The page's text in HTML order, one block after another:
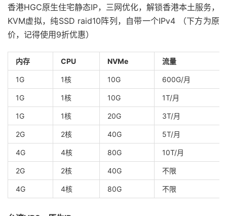
香港HGC原生住宅静态IP，三网优化，解锁香港本土服务，
KVM虚拟，纯SSD raid10阵列，自带一个IPv4 （下方为原
价，记得使用9折优惠）
内存 CPU NVMe 流量
1G 1核 10G 600G/月
1G 1核 10G 1T/月
1G 1核 20G 3T/月
2G 2核 40G 5T/月
4G 4核 80G 10T/月
2G 2核 40G 不限
4G 4核 80G 不限